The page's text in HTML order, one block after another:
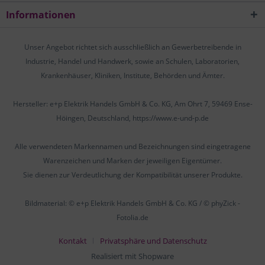
Informationen
Unser Angebot richtet sich ausschließlich an Gewerbetreibende in
Industrie, Handel und Handwerk, sowie an Schulen, Laboratorien,
Krankenhäuser, Kliniken, Institute, Behörden und Ämter.
Hersteller: e+p Elektrik Handels GmbH & Co. KG, Am Ohrt 7, 59469 Ense-
Höingen, Deutschland, https://www.e-und-p.de
Alle verwendeten Markennamen und Bezeichnungen sind eingetragene
Warenzeichen und Marken der jeweiligen Eigentümer.
Sie dienen zur Verdeutlichung der Kompatibilität unserer Produkte.
Bildmaterial: © e+p Elektrik Handels GmbH & Co. KG / © phyZick -
Fotolia.de
Kontakt
Privatsphäre und Datenschutz
Realisiert mit Shopware